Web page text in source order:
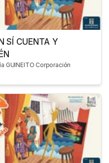
SÍ CUENTA Y
GUINEITO Corporación